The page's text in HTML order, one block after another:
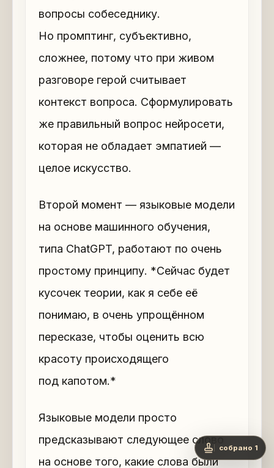
вопросы собеседнику.
Но промптинг, субъективно,
сложнее, потому что при живом
разговоре герой считывает
контекст вопроса. Сформулировать
же правильный вопрос нейросети,
которая не обладает эмпатией —
целое искусство.
Второй момент — языковые модели
на основе машинного обучения,
типа ChatGPT, работают по очень
простому принципу. *Сейчас будет
кусочек теории, как я себе её
понимаю, в очень упрощённом
пересказе, чтобы оценить всю
красоту происходящего
под капотом.*
Языковые модели просто
предсказывают следующее слово
на основе того, какие слова были
собрано 1